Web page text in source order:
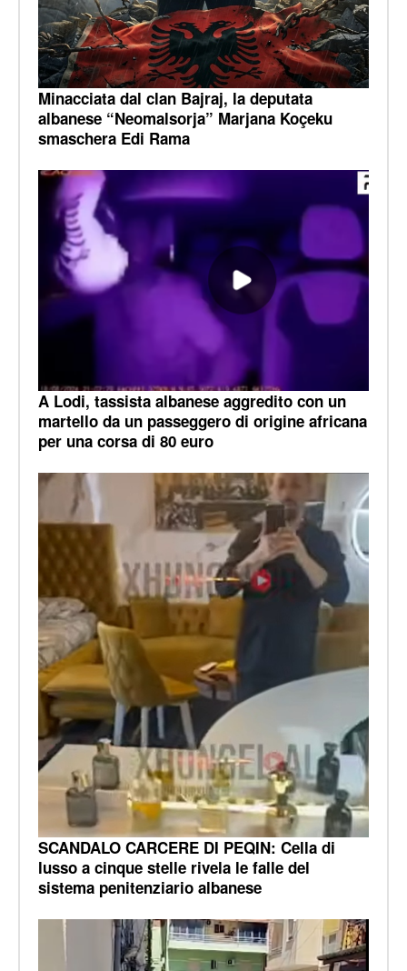
Minacciata dal clan Bajraj, la deputata
albanese “Neomalsorja” Marjana Koçeku
smaschera Edi Rama
A Lodi, tassista albanese aggredito con un
martello da un passeggero di origine africana
per una corsa di 80 euro
SCANDALO CARCERE DI PEQIN: Cella di
lusso a cinque stelle rivela le falle del
sistema penitenziario albanese